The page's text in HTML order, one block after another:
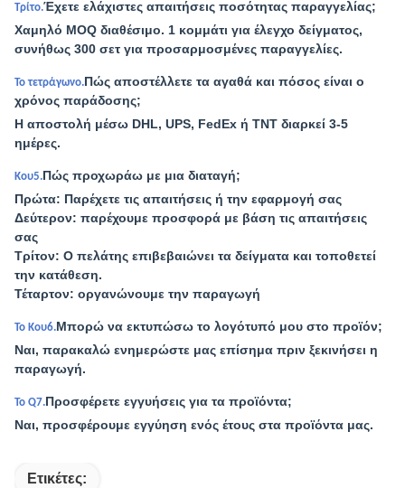
Τρίτο.Έχετε ελάχιστες απαιτήσεις ποσότητας παραγγελίας;
Χαμηλό MOQ διαθέσιμο. 1 κομμάτι για έλεγχο δείγματος,
συνήθως 300 σετ για προσαρμοσμένες παραγγελίες.
Το τετράγωνο.Πώς αποστέλλετε τα αγαθά και πόσος είναι ο
χρόνος παράδοσης;
Η αποστολή μέσω DHL, UPS, FedEx ή TNT διαρκεί 3-5
ημέρες.
Κου5.Πώς προχωράω με μια διαταγή;
Πρώτα: Παρέχετε τις απαιτήσεις ή την εφαρμογή σας
Δεύτερον: παρέχουμε προσφορά με βάση τις απαιτήσεις
σας
Τρίτον: Ο πελάτης επιβεβαιώνει τα δείγματα και τοποθετεί
την κατάθεση.
Τέταρτον: οργανώνουμε την παραγωγή
Το Κου6.Μπορώ να εκτυπώσω το λογότυπό μου στο προϊόν;
Ναι, παρακαλώ ενημερώστε μας επίσημα πριν ξεκινήσει η
παραγωγή.
Το Q7.Προσφέρετε εγγυήσεις για τα προϊόντα;
Ναι, προσφέρουμε εγγύηση ενός έτους στα προϊόντα μας.
Ετικέτες: